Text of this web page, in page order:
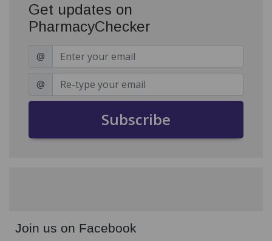
Get updates on
PharmacyChecker
@
@
Subscribe
Join us on Facebook